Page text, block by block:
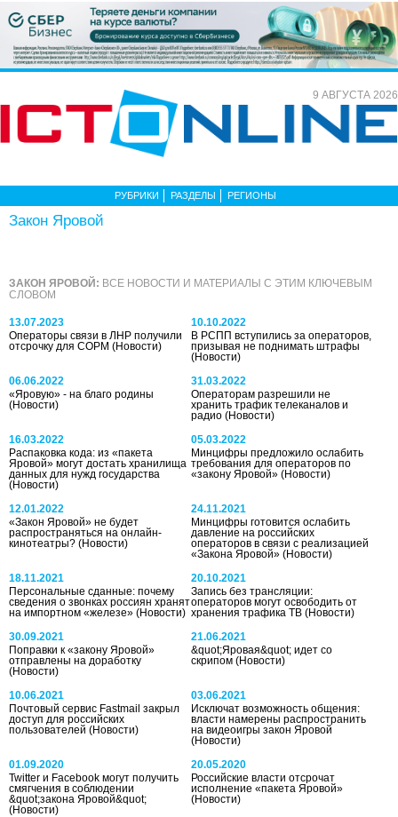
9 АВГУСТА 2026
РУБРИКИ РАЗДЕЛЫ РЕГИОНЫ
Закон Яровой
ЗАКОН ЯРОВОЙ: ВСЕ НОВОСТИ И МАТЕРИАЛЫ С ЭТИМ КЛЮЧЕВЫМ
СЛОВОМ
13.07.2023
Операторы связи в ЛНР получили
отсрочку для СОРМ (Новости)
10.10.2022
В РСПП вступились за операторов,
призывая не поднимать штрафы
(Новости)
06.06.2022
«Яровую» - на благо родины
(Новости)
31.03.2022
Операторам разрешили не
хранить трафик телеканалов и
радио(Новости)
16.03.2022
Распаковка кода: из «пакета
Яровой» могут достать хранилища
данных для нужд государства
(Новости)
05.03.2022
Минцифры предложило ослабить
требования для операторов по
«закону Яровой»(Новости)
12.01.2022
«Закон Яровой» не будет
распространяться на онлайн-
кинотеатры? (Новости)
24.11.2021
Минцифры готовится ослабить
давление на российских
операторов в связи с реализацией
«Закона Яровой»(Новости)
18.11.2021
Персональные сданные: почему
сведения о звонках россиян хранят
на импортном «железе» (Новости)
20.10.2021
Запись без трансляции:
операторов могут освободить от
хранения трафика ТВ(Новости)
30.09.2021
Поправки к «закону Яровой»
отправлены на доработку
(Новости)
21.06.2021
&quot;Яровая&quot; идет со
скрипом(Новости)
10.06.2021
Почтовый сервис Fastmail закрыл
доступ для российских
пользователей (Новости)
03.06.2021
Исключат возможность общения:
власти намерены распространить
на видеоигры закон Яровой
(Новости)
01.09.2020
Twitter и Facebook могут получить
смягчения в соблюдении
&quot;закона Яровой&quot;
(Новости)
20.05.2020
Российские власти отсрочат
исполнение «пакета Яровой»
(Новости)